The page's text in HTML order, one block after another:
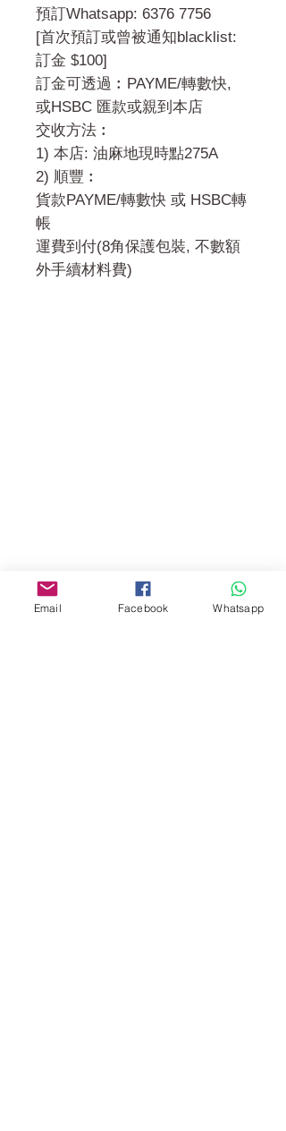
預訂Whatsapp: 6376 7756
[首次預訂或曾被通知blacklist:
訂金 $100]
訂金可透過︰PAYME/轉數快,
或HSBC 匯款或親到本店
交收方法︰
1) 本店: 油麻地現時點275A
2) 順豐︰
貨款PAYME/轉數快 或 HSBC轉
帳
運費到付(8角保護包裝, 不數額
外手續材料費)
Yau Ma Tei, Hong Kong.
Email Facebook Whatsapp